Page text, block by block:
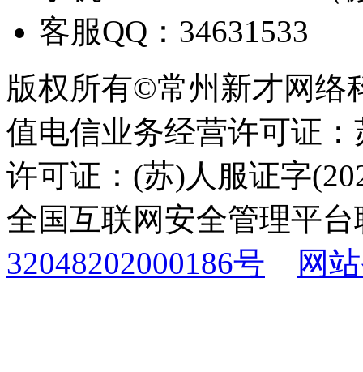
客服QQ：34631533
版权所有©常州新才网络
值电信业务经营许可证
许可证：(苏)人服证字
全国互联网安全管理平
32048202000186号
网